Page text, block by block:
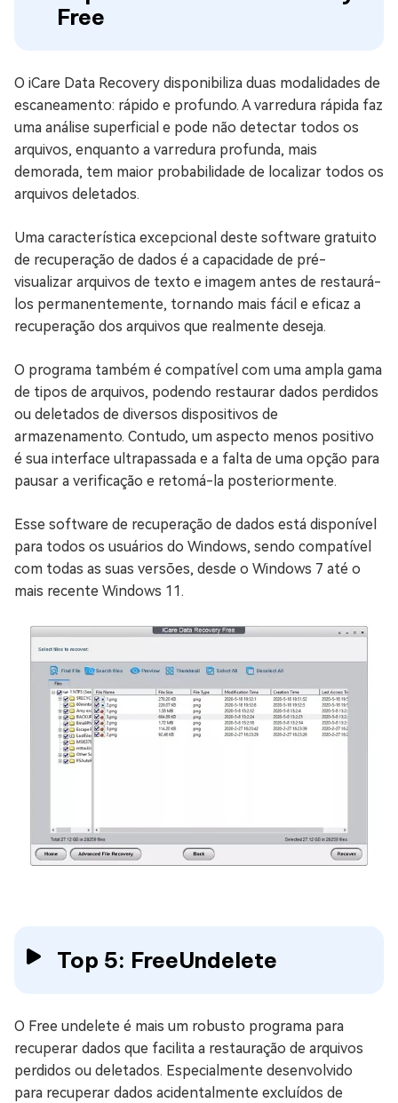
Free
O iCare Data Recovery disponibiliza duas modalidades de
escaneamento: rápido e profundo. A varredura rápida faz
uma análise superficial e pode não detectar todos os
arquivos, enquanto a varredura profunda, mais
demorada, tem maior probabilidade de localizar todos os
arquivos deletados.
Uma característica excepcional deste software gratuito
de recuperação de dados é a capacidade de pré-
visualizar arquivos de texto e imagem antes de restaurá-
los permanentemente, tornando mais fácil e eficaz a
recuperação dos arquivos que realmente deseja.
O programa também é compatível com uma ampla gama
de tipos de arquivos, podendo restaurar dados perdidos
ou deletados de diversos dispositivos de
armazenamento. Contudo, um aspecto menos positivo
é sua interface ultrapassada e a falta de uma opção para
pausar a verificação e retomá-la posteriormente.
Esse software de recuperação de dados está disponível
para todos os usuários do Windows, sendo compatível
com todas as suas versões, desde o Windows 7 até o
mais recente Windows 11.
Top 5: FreeUndelete
O Free undelete é mais um robusto programa para
recuperar dados que facilita a restauração de arquivos
perdidos ou deletados. Especialmente desenvolvido
para recuperar dados acidentalmente excluídos de